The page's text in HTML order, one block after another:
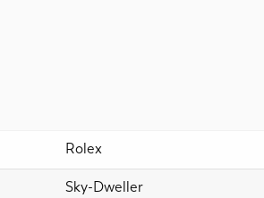
Rolex
Sky-Dweller